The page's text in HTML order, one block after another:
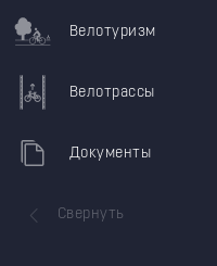
Велотуризм
Велотрассы
Документы
Свернуть